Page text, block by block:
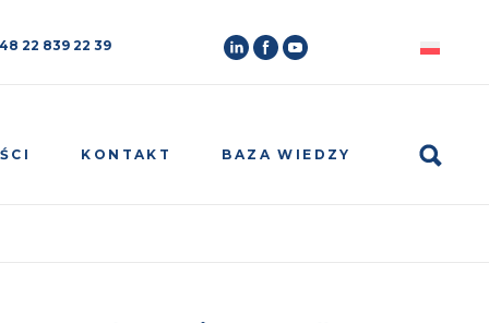
22 839 22 39
KONTAKT BAZA WIEDZY Search